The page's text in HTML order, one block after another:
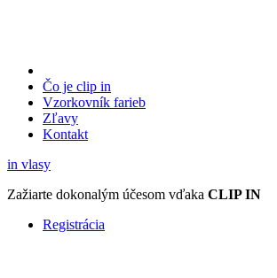
Čo je clip in
Vzorkovník farieb
Zľavy
Kontakt
in vlasy
Zažiarte dokonalým účesom vďaka CLIP IN
Registrácia